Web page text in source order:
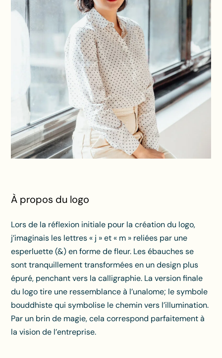
À propos du logo
Lors de la réflexion initiale pour la création du logo,
j’imaginais les lettres « j » et « m » reliées par une
esperluette (&) en forme de fleur. Les ébauches se
sont tranquillement transformées en un design plus
épuré, penchant vers la calligraphie. La version finale
du logo tire une ressemblance à l’unalome; le symbole
bouddhiste qui symbolise le chemin vers l’illumination.
Par un brin de magie, cela correspond parfaitement à
la vision de l’entreprise.